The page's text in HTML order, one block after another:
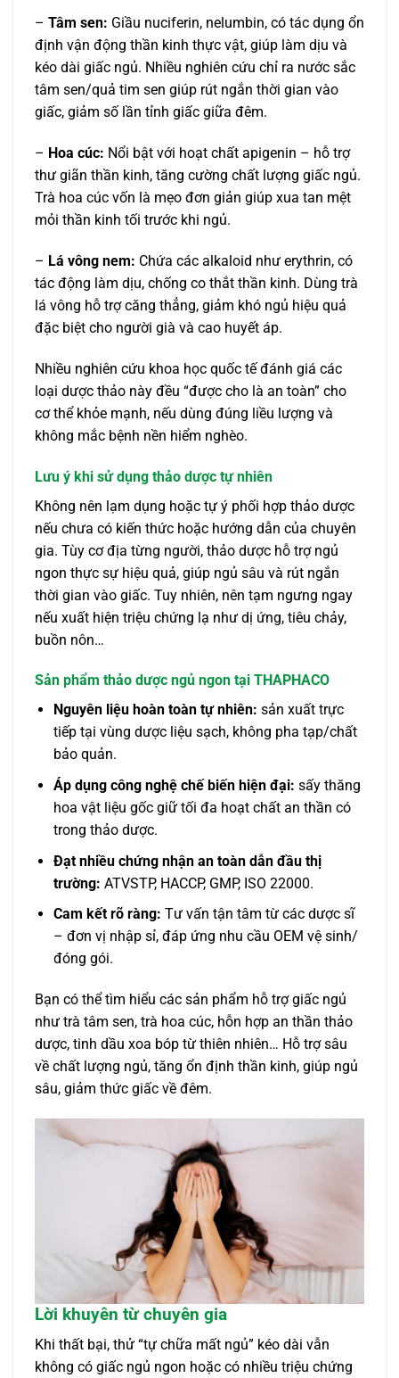
– Tâm sen: Giầu nuciferin, nelumbin, có tác dụng ổn
định vận động thần kinh thực vật, giúp làm dịu và
kéo dài giấc ngủ. Nhiều nghiên cứu chỉ ra nước sắc
tâm sen/quả tim sen giúp rút ngắn thời gian vào
giấc, giảm số lần tỉnh giấc giữa đêm.
– Hoa cúc: Nổi bật với hoạt chất apigenin – hỗ trợ
thư giãn thần kinh, tăng cường chất lượng giấc ngủ.
Trà hoa cúc vốn là mẹo đơn giản giúp xua tan mệt
mỏi thần kinh tối trước khi ngủ.
– Lá vông nem: Chứa các alkaloid như erythrin, có
tác động làm dịu, chống co thắt thần kinh. Dùng trà
lá vông hỗ trợ căng thẳng, giảm khó ngủ hiệu quả
đặc biệt cho người già và cao huyết áp.
Nhiều nghiên cứu khoa học quốc tế đánh giá các
loại dược thảo này đều “được cho là an toàn” cho
cơ thể khỏe mạnh, nếu dùng đúng liều lượng và
không mắc bệnh nền hiểm nghèo.
Lưu ý khi sử dụng thảo dược tự nhiên
Không nên lạm dụng hoặc tự ý phối hợp thảo dược
nếu chưa có kiến thức hoặc hướng dẫn của chuyên
gia. Tùy cơ địa từng người, thảo dược hỗ trợ ngủ
ngon thực sự hiệu quả, giúp ngủ sâu và rút ngắn
thời gian vào giấc. Tuy nhiên, nên tạm ngưng ngay
nếu xuất hiện triệu chứng lạ như dị ứng, tiêu chảy,
buồn nôn…
Sản phẩm thảo dược ngủ ngon tại THAPHACO
Nguyên liệu hoàn toàn tự nhiên: sản xuất trực
tiếp tại vùng dược liệu sạch, không pha tạp/chất
bảo quản.
Áp dụng công nghệ chế biến hiện đại: sấy thăng
hoa vật liệu gốc giữ tối đa hoạt chất an thần có
trong thảo dược.
Đạt nhiều chứng nhận an toàn dẫn đầu thị
trường: ATVSTP, HACCP, GMP, ISO 22000.
Cam kết rõ ràng: Tư vấn tận tâm từ các dược sĩ
– đơn vị nhập sỉ, đáp ứng nhu cầu OEM vệ sinh/
đóng gói.
Bạn có thể tìm hiểu các sản phẩm hỗ trợ giấc ngủ
như trà tâm sen, trà hoa cúc, hỗn hợp an thần thảo
dược, tinh dầu xoa bóp từ thiên nhiên… Hỗ trợ sâu
về chất lượng ngủ, tăng ổn định thần kinh, giúp ngủ
sâu, giảm thức giấc về đêm.
Lời khuyên từ chuyên gia
Khi thất bại, thử “tự chữa mất ngủ” kéo dài vẫn
không có giấc ngủ ngon hoặc có nhiều triệu chứng